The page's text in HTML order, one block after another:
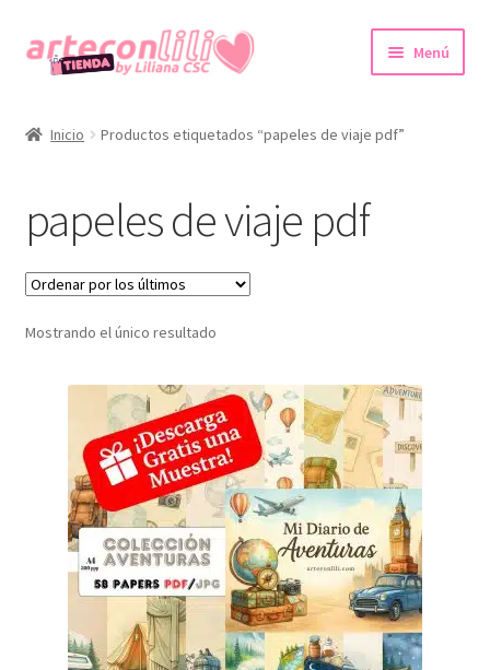
Ir
a
navegación
Ir
al
Menú
Agendas imprimibles
Tienda
Promociones
Cuenta
Inicio Productos etiquetados “papeles de viaje pdf”
papeles de viaje pdf
Mostrando el único resultado